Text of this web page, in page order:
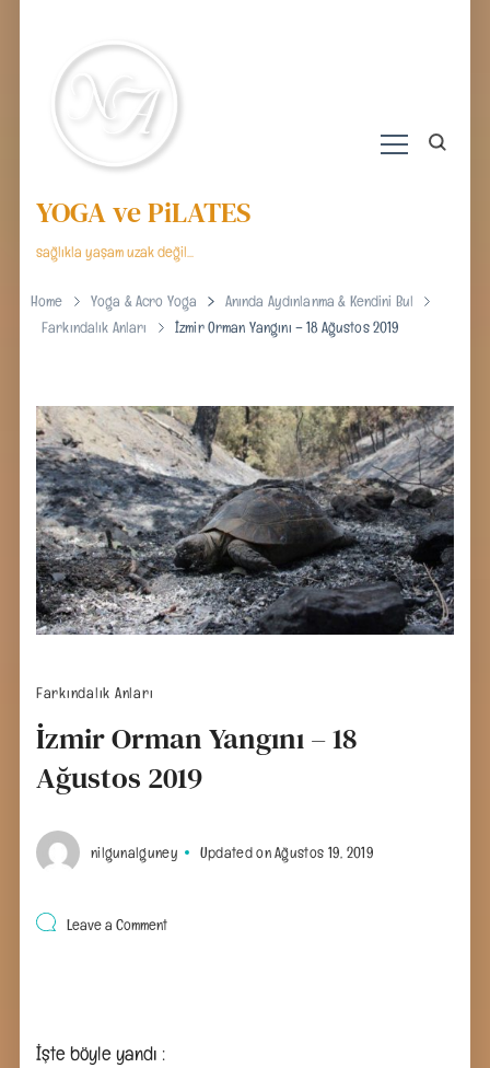
YOGA ve PiLATES
sağlıkla yaşam uzak değil…
Home Yoga & Acro Yoga
Anında Aydınlanma & Kendini Bul
Farkındalık Anları
İzmir Orman Yangını – 18 Ağustos 2019
Farkındalık Anları
İzmir Orman Yangını – 18
Ağustos 2019
nilgunalguney Updated onAğustos 19, 2019
Leave a Commenton
İşte böyle yandı :